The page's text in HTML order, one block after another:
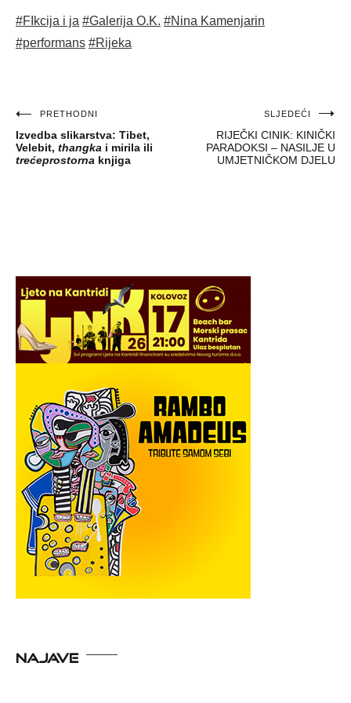
#FIkcija i ja #Galerija O.K. #Nina Kamenjarin
#performans #Rijeka
Navigacija
objava
PRETHODNI
Izvedba slikarstva: Tibet,
Velebit, thangka i mirila ili
trećeprostorna knjiga
SLJEDEĆI
RIJEČKI CINIK: KINIČKI
PARADOKSI – NASILJE U
UMJETNIČKOM DJELU
NAJAVE